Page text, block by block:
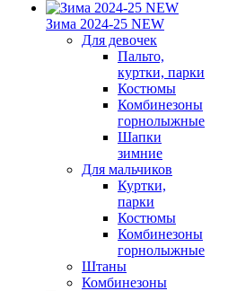
Зима 2024-25 NEW
Для девочек
Пальто,
куртки, парки
Костюмы
Комбинезоны
горнолыжные
Шапки
зимние
Для мальчиков
Куртки,
парки
Костюмы
Комбинезоны
горнолыжные
Штаны
Комбинезоны